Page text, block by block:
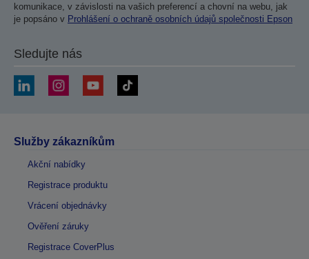
komunikace, v závislosti na vašich preferencí a chovní na webu, jak
je popsáno v Prohlášení o ochraně osobních údajů společnosti Epson
Sledujte nás
Služby zákazníkům
Akční nabídky
Registrace produktu
Vrácení objednávky
Ověření záruky
Registrace CoverPlus